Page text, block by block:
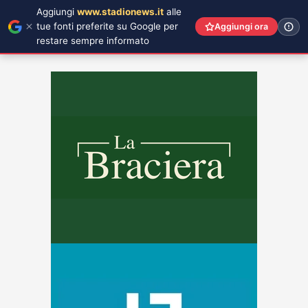
Aggiungi www.stadionews.it alle
tue fonti preferite su Google per
restare sempre informato
Aggiungi ora